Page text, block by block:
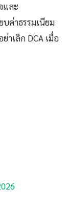
และ
บค่าธรรมเนียม
าเลิก DCA เมื่อ